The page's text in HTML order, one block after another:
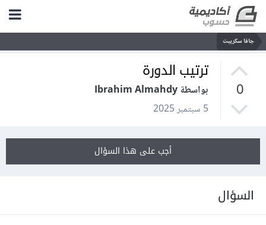
جافا سكريبت
0
ترتيب الدورة
بواسطة Ibrahim Almahdy
5 سبتمبر 2025
أجب على هذا السؤال
السؤال